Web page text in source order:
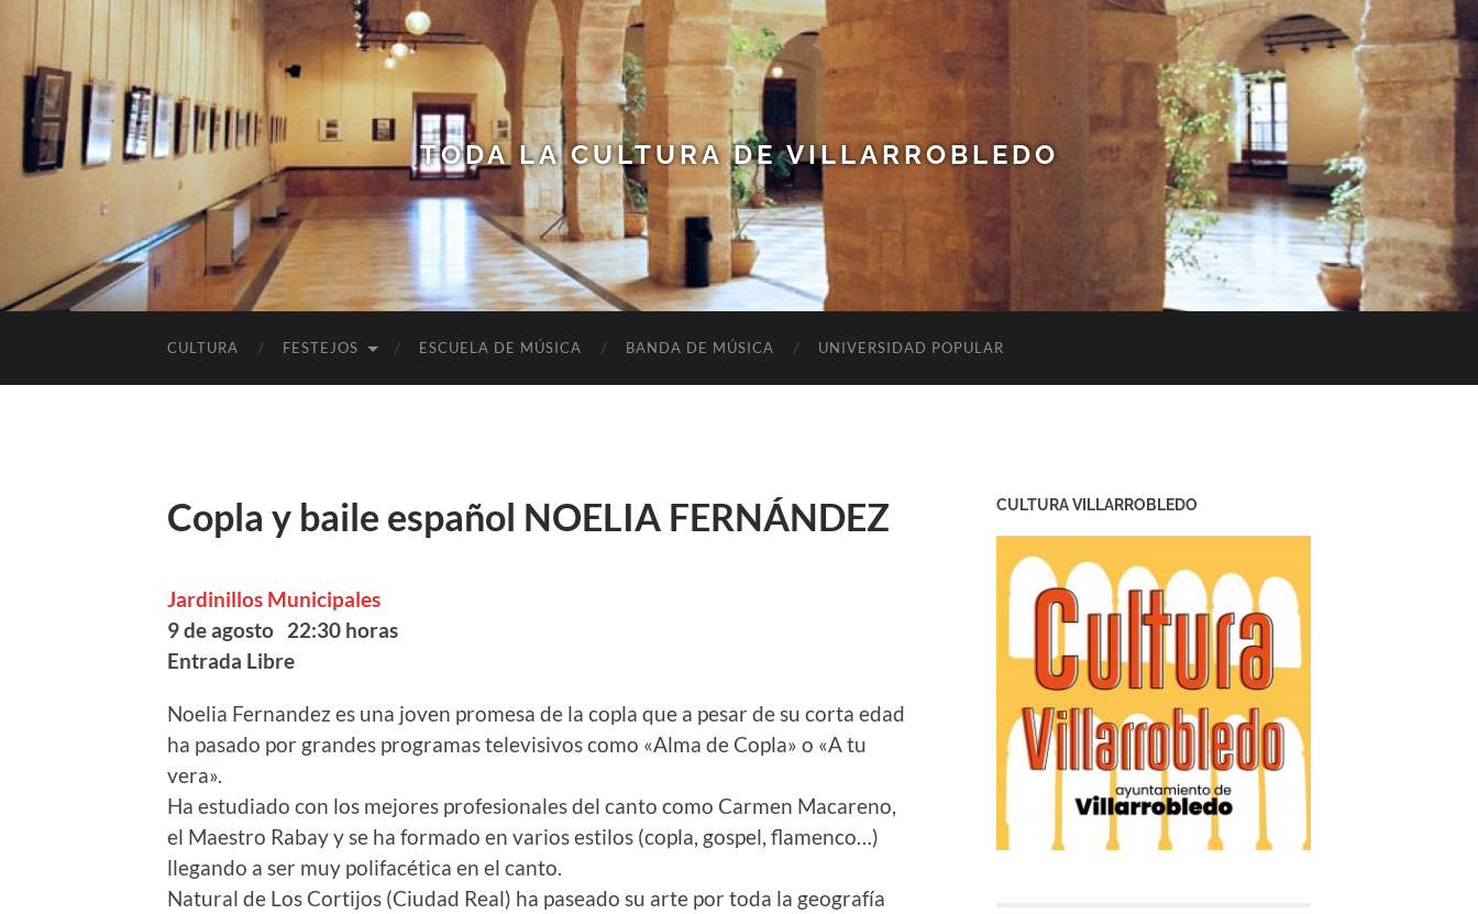
TODA LA CULTURA DE VILLARROBLEDO
CULTURA FESTEJOS ESCUELA DE MÚSICA BANDA DE MÚSICA UNIVERSIDAD POPULAR
Copla y baile español NOELIA FERNÁNDEZ
Jardinillos Municipales
9 de agosto 22:30 horas
Entrada Libre
Noelia Fernandez es una joven promesa de la copla que a pesar de su corta edad
ha pasado por grandes programas televisivos como «Alma de Copla» o «A tu
vera».
Ha estudiado con los mejores profesionales del canto como Carmen Macareno,
el Maestro Rabay y se ha formado en varios estilos (copla, gospel, flamenco…)
llegando a ser muy polifacética en el canto.
Natural de Los Cortijos (Ciudad Real) ha paseado su arte por toda la geografía
CULTURA VILLARROBLEDO